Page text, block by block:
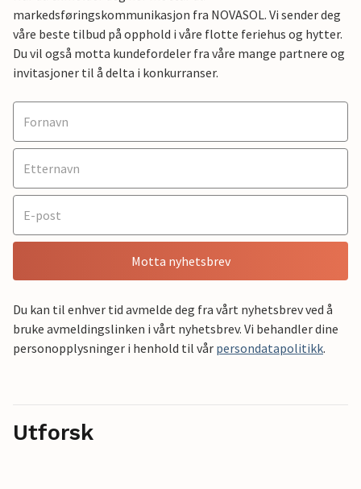
markedsføringskommunikasjon fra NOVASOL. Vi sender deg
våre beste tilbud på opphold i våre flotte feriehus og hytter.
Du vil også motta kundefordeler fra våre mange partnere og
invitasjoner til å delta i konkurranser.
Motta nyhetsbrev
Du kan til enhver tid avmelde deg fra vårt nyhetsbrev ved å
bruke avmeldingslinken i vårt nyhetsbrev. Vi behandler dine
personopplysninger i henhold til vår persondatapolitikk.
Utforsk